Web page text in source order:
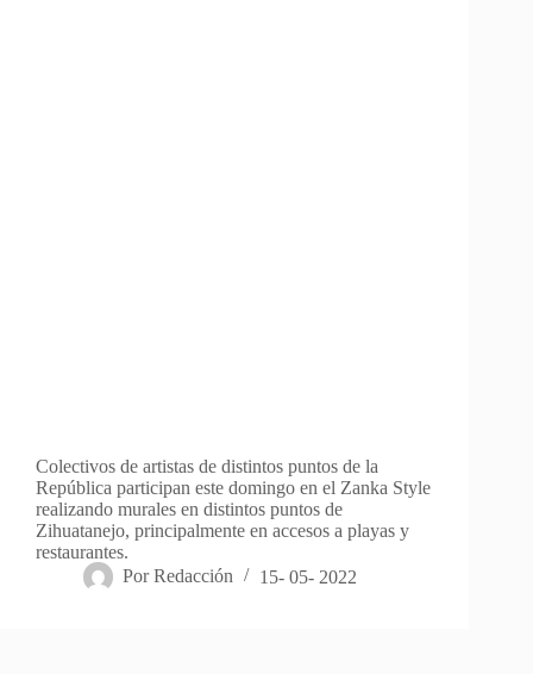
Colectivos de artistas de distintos puntos de la
República participan este domingo en el Zanka Style
realizando murales en distintos puntos de
Zihuatanejo, principalmente en accesos a playas y
restaurantes.
Por Redacción 15- 05- 2022